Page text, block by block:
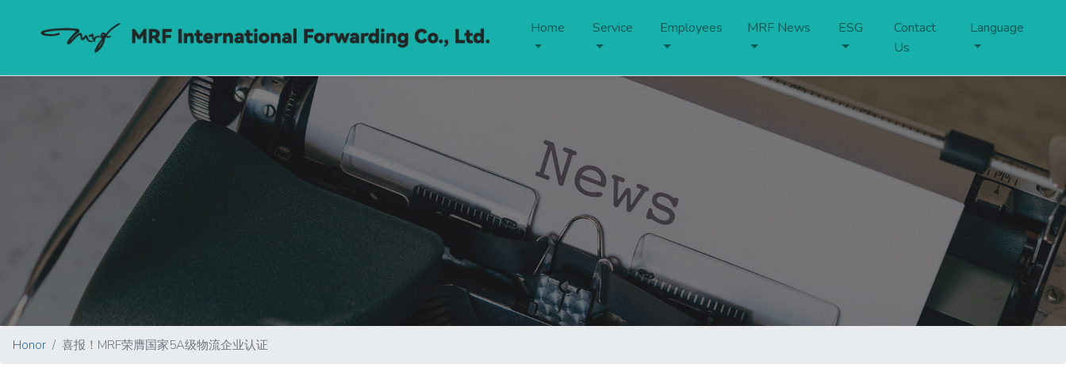
Home Service Employees MRF News ESG
Contact
Us
Language
Honor 喜报！MRF荣膺国家5A级物流企业认证